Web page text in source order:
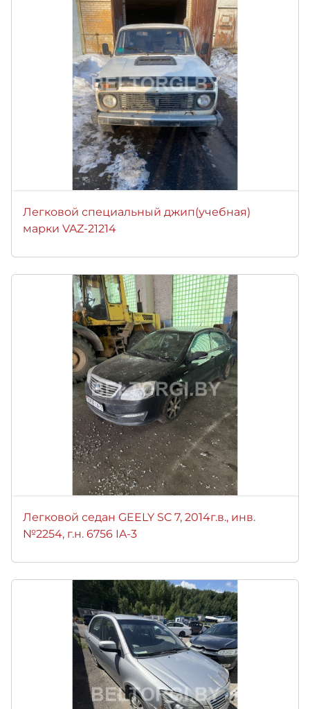
Легковой специальный джип(учебная)
марки VAZ-21214
Легковой седан GEELY SC 7, 2014г.в., инв.
№2254, г.н. 6756 IA-3